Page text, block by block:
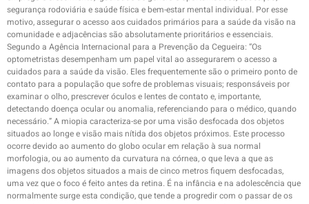
segurança rodoviária e saúde física e bem-estar mental individual. Por esse
motivo, assegurar o acesso aos cuidados primários para a saúde da visão na
comunidade e adjacências são absolutamente prioritários e essenciais.
Segundo a Agência Internacional para a Prevenção da Cegueira: “Os
optometristas desempenham um papel vital ao assegurarem o acesso a
cuidados para a saúde da visão. Eles frequentemente são o primeiro ponto de
contato para a população que sofre de problemas visuais; responsáveis por
examinar o olho, prescrever óculos e lentes de contato e, importante,
detectando doença ocular ou anomalia, referenciando para o médico, quando
necessário.” A miopia caracteriza-se por uma visão desfocada dos objetos
situados ao longe e visão mais nítida dos objetos próximos. Este processo
ocorre devido ao aumento do globo ocular em relação à sua normal
morfologia, ou ao aumento da curvatura na córnea, o que leva a que as
imagens dos objetos situados a mais de cinco metros fiquem desfocadas,
uma vez que o foco é feito antes da retina. É na infância e na adolescência que
normalmente surge esta condição, que tende a progredir com o passar de os